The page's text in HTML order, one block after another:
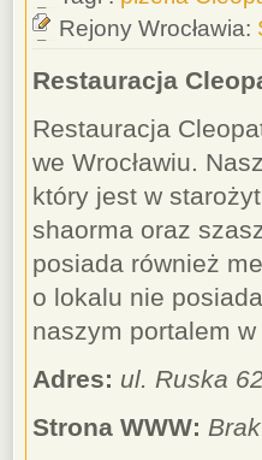
Rejony Wrocławia:
Restauracja
Restauracja
we Wrocławiu.
który jest w
shaorma oraz
posiada również
o lokalu nie
naszym portalem
Adres: ul. Ruska
Strona WWW: